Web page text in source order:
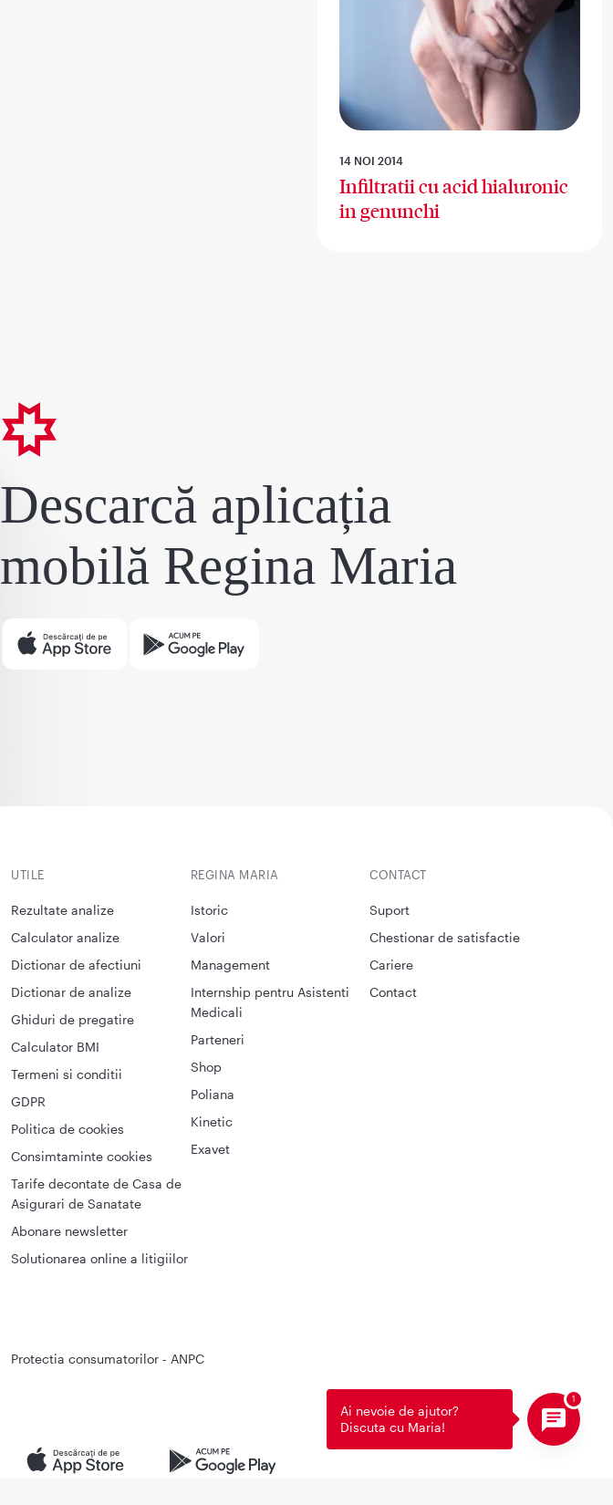
14 NOI 2014
Infiltratii cu acid hialuronic
in genunchi
Descarcă aplicația
mobilă Regina Maria
UTILE
Rezultate analize
Calculator analize
Dictionar de afectiuni
Dictionar de analize
Ghiduri de pregatire
Calculator BMI
Termeni si conditii
GDPR
Politica de cookies
Consimtaminte cookies
Tarife decontate de Casa de
Asigurari de Sanatate
Abonare newsletter
Solutionarea online a litigiilor
CONTACT
Suport
Chestionar de satisfactie
Cariere
Contact
REGINA MARIA
Istoric
Valori
Management
Internship pentru Asistenti
Medicali
Parteneri
Shop
Poliana
Kinetic
Exavet
Protectia consumatorilor - ANPC
Ai nevoie de ajutor?
Discuta cu Maria!